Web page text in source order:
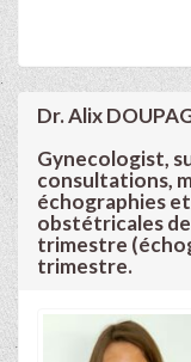
Dr. Alix
Gynecologist,
consultations,
échographies
obstétricales
trimestre
trimestre.